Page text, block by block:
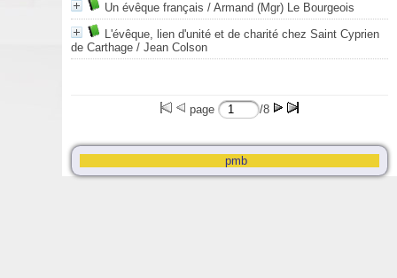
Un évêque français / Armand (Mgr) Le Bourgeois
L'évêque, lien d'unité et de charité chez Saint Cyprien
de Carthage/ Jean Colson
page /8
pmb